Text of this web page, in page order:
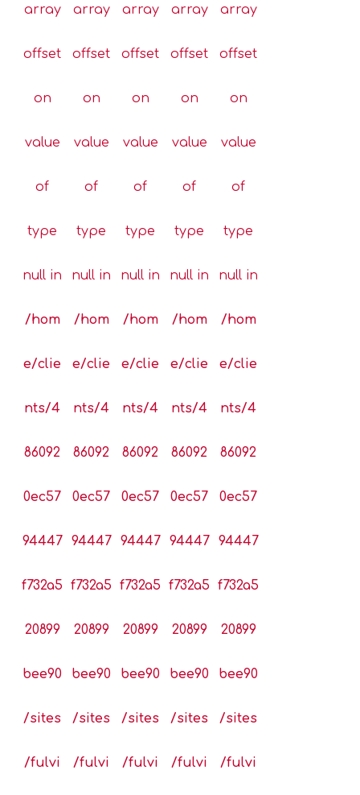
array
offset
on
value
of
type
null in
/hom
e/clie
nts/4
86092
0ec57
94447
f732a5
20899
bee90
/sites
/fulvi
array
offset
on
value
of
type
null in
/hom
e/clie
nts/4
86092
0ec57
94447
f732a5
20899
bee90
/sites
/fulvi
array
offset
on
value
of
type
null in
/hom
e/clie
nts/4
86092
0ec57
94447
f732a5
20899
bee90
/sites
/fulvi
array
offset
on
value
of
type
null in
/hom
e/clie
nts/4
86092
0ec57
94447
f732a5
20899
bee90
/sites
/fulvi
array
offset
on
value
of
type
null in
/hom
e/clie
nts/4
86092
0ec57
94447
f732a5
20899
bee90
/sites
/fulvi